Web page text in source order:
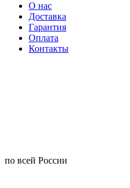
О нас
Доставка
Гарантия
Оплата
Контакты
по всей России